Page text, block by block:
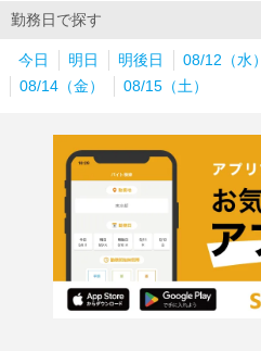
勤務日で探す
今日 明日 明後日 08/12（水）
08/14（金）
08/15（土）